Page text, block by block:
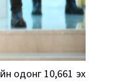
одонг 10,661 эх